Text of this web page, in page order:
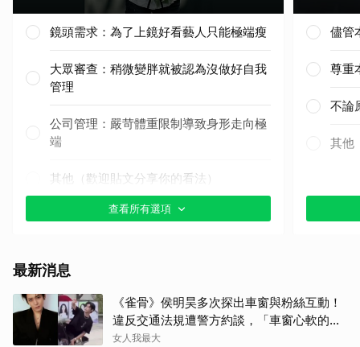
鏡頭需求：為了上鏡好看藝人只能極端瘦
大眾審查：稍微變胖就被認為沒做好自我
管理
公司管理：嚴苛體重限制導致身形走向極
端
其他（歡迎貼文分享你的看法）
查看所有選項
儘管
尊重
不論
其他
最新消息
《雀骨》侯明昊多次探出車窗與粉絲互動！
違反交通法規遭警方約談，「車窗心軟的
神」上熱搜
女人我最大
取消